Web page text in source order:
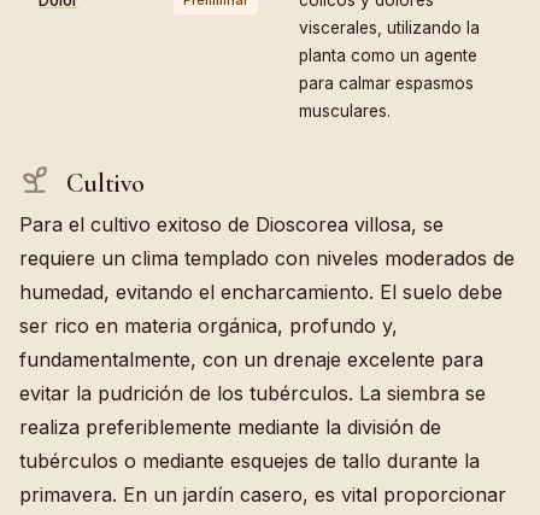
viscerales, utilizando la
planta como un agente
para calmar espasmos
musculares.
Cultivo
Para el cultivo exitoso de Dioscorea villosa, se
requiere un clima templado con niveles moderados de
humedad, evitando el encharcamiento. El suelo debe
ser rico en materia orgánica, profundo y,
fundamentalmente, con un drenaje excelente para
evitar la pudrición de los tubérculos. La siembra se
realiza preferiblemente mediante la división de
tubérculos o mediante esquejes de tallo durante la
primavera. En un jardín casero, es vital proporcionar